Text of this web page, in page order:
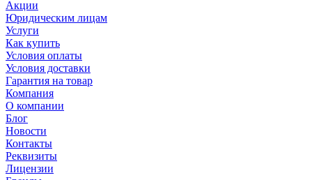
Акции
Юридическим лицам
Услуги
Как купить
Условия оплаты
Условия доставки
Гарантия на товар
Компания
О компании
Блог
Новости
Контакты
Реквизиты
Лицензии